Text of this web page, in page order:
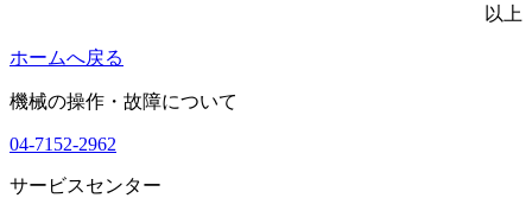
以上
ホームへ戻る
機械の操作・故障について
04-7152-2962
サービスセンター